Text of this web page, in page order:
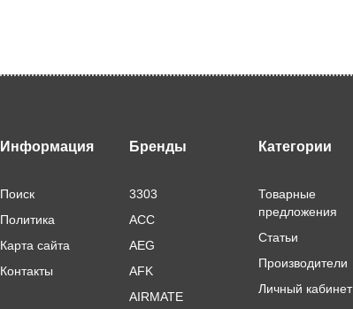
Информация
Поиск
Политика
Карта сайта
Контакты
Бренды
3303
ACC
AEG
AFK
AIRMATE
Категории
Товарные
предложения
Статьи
Производители
Личный кабинет